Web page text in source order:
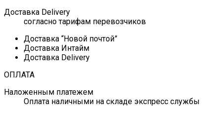
Доставка Delivery
согласно тарифам перевозчиков
Доставка “Новой почтой”
Доставка Интайм
Доставка Delivery
ОПЛАТА
Наложенным платежем
Оплата наличными на складе экспресс службы